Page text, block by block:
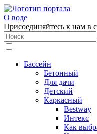
О воде
Присоединяйтесь к нам в
Бассейн
Бетонный
Для дачи
Детский
Каркасный
Bestway
Интекс
Как